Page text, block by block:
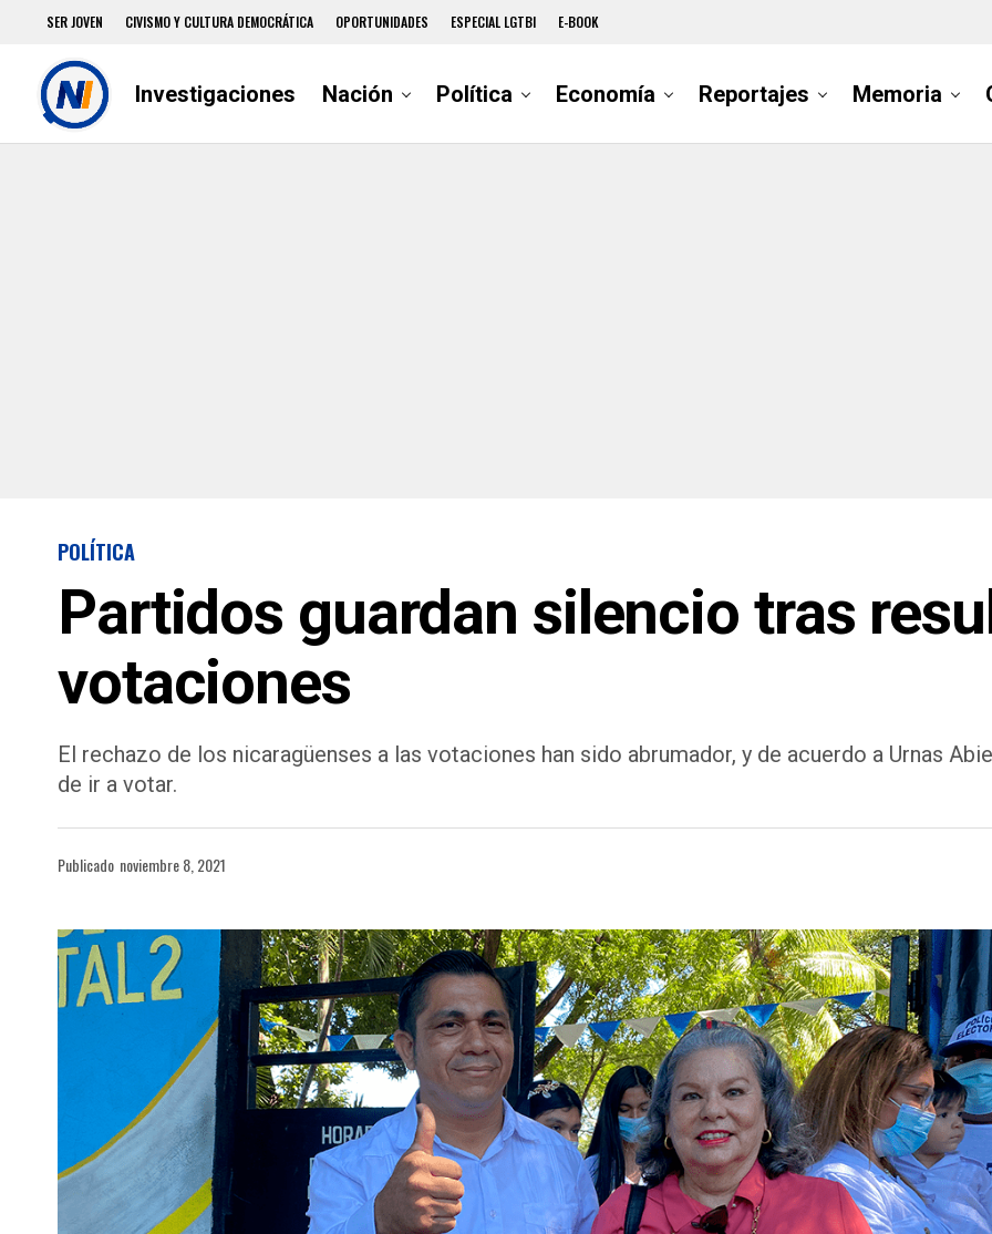
SER JOVEN CIVISMO Y CULTURA DEMOCRÁTICA OPORTUNIDADES ESPECIAL LGTBI E-BOOK
Investigaciones Nación Política Economía Reportajes Memoria
POLÍTICA
Partidos guardan silencio tras
votaciones
El rechazo de los nicaragüenses a las votaciones han sido abrumador, y de acuerdo a Urnas
de ir a votar.
Publicado noviembre 8, 2021